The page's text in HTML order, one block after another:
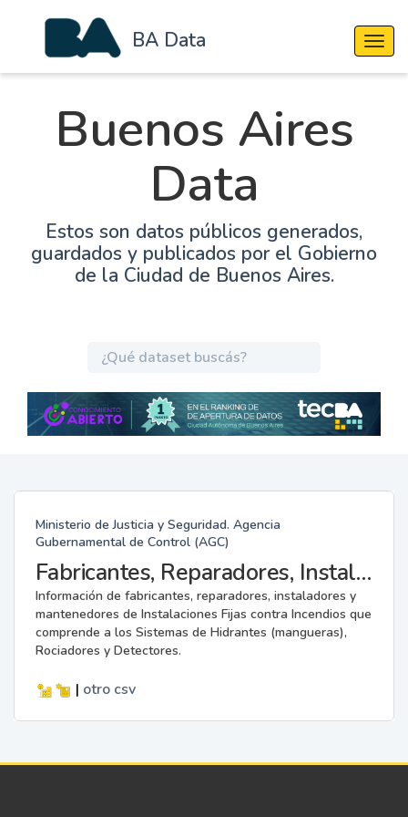
BA Data
Buenos Aires
Data
Estos son datos públicos generados,
guardados y publicados por el Gobierno
de la Ciudad de Buenos Aires.
Ministerio de Justicia y Seguridad. Agencia
Gubernamental de Control (AGC)
Fabricantes, Reparadores, Instaladores y Mantenedores de Instalaciones Fijas contra Incendios.
Información de fabricantes, reparadores, instaladores y
mantenedores de Instalaciones Fijas contra Incendios que
comprende a los Sistemas de Hidrantes (mangueras),
Rociadores y Detectores.
| otro csv